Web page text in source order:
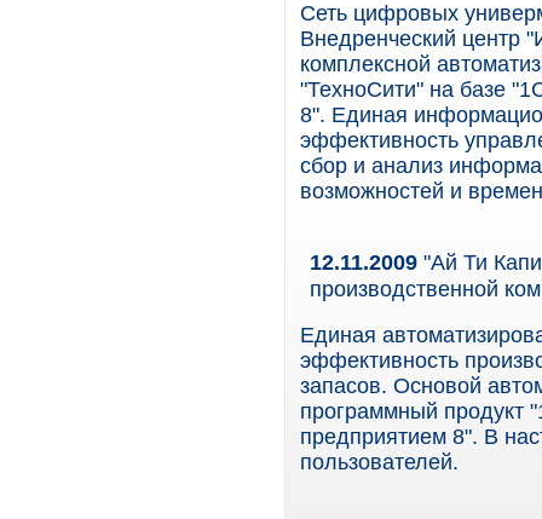
Сеть цифровых
Внедренческий центр
комплексной
"ТехноСити" на базе
8". Единая
эффективность
сбор и анализ
возможностей и
12.11.2009 "Ай Ти
производственной
Единая
эффективность
запасов. Основой
программный продукт
предприятием 8". В
пользователей.